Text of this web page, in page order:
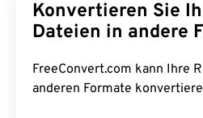
Konvertieren Sie Ihre
Dateien in andere
FreeConvert.com kann Ihre RAW -Dateien in diese
anderen Formate